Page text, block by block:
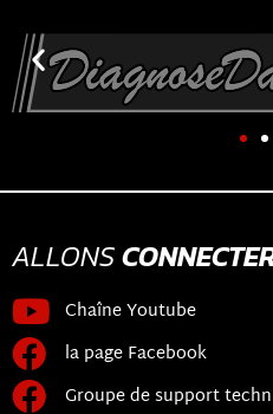
ALLONS
Chaîne Youtube
la page Facebook
Groupe de support